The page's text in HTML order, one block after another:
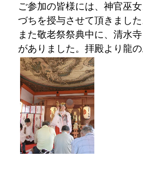
ご参加の皆様には、神官巫
づちを授与させて頂きました
また敬老祭祭典中に、清水
がありました。拝殿より龍